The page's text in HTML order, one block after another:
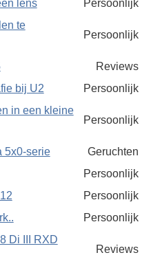
lens
Persoonlijk
te
Persoonlijk
Reviews
bij U2
Persoonlijk
in een kleine
Persoonlijk
5x0-serie
Geruchten
Persoonlijk
Persoonlijk
Persoonlijk
Di III RXD
Reviews